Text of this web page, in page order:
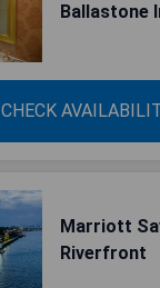
Ballastone
CHECK
Marriott
Riverfront